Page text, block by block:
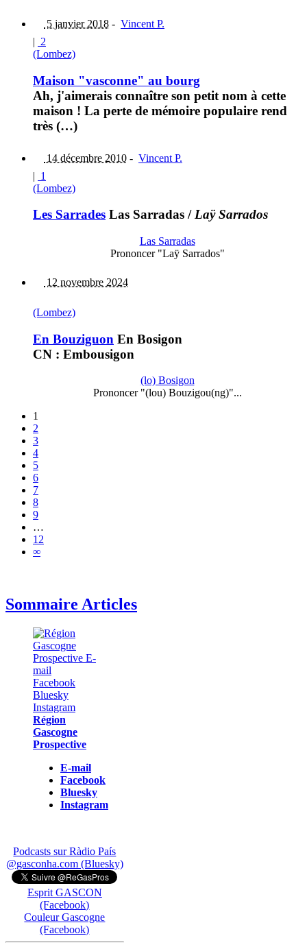
5 janvier 2018 - Vincent P.
| 2
(Lombez)
Maison "vasconne" au bourg
Ah, j'aimerais connaître son petit nom à cette
maison ! La perte de mémoire populaire rend
très (…)
14 décembre 2010 - Vincent P.
| 1
(Lombez)
Les Sarrades Las Sarradas /Laÿ Sarrados
Las Sarradas
Prononcer "Laÿ Sarrados"
12 novembre 2024
(Lombez)
En Bouziguon En Bosigon
CN : Embousigon
(lo) Bosigon
Prononcer "(lou) Bouzigou(ng)"...
1
2
3
4
5
6
7
8
9
…
12
∞
Sommaire Articles
Région
Gascogne
Prospective
E-mail
Facebook
Bluesky
Instagram
Podcasts sur Ràdio País
@gasconha.com (Bluesky)
Esprit GASCON
(Facebook)
Couleur Gascogne
(Facebook)